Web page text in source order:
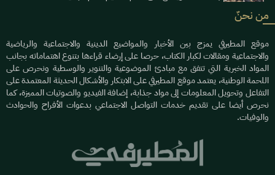
من نحنٌ
موقع المطيرفي يمزج بين الأخبار والمواضيع الدينية والاجتماعية والرياضية
والاجتماعية ومقالات لكبار الكتاب، حرصا على إرضاء قراءها بتنوع اهتماماته بجانب
المواد الخبرية التي تتفق مع مبادئ الموضوعية والتنوير والوسطية ونحرص على
اللحمة الوطنية، يعتمد موقع المطيرفي على الابتكار والأشكال الحديثة المعتمدة على
التفاعل وتحويل المعلومات إلى مواد جذابة، إضافة الفيديو والصوتيات المميزة، كما
نحرص أيضا على تقديم خدمات التواصل الاجتماعي بدعوات الأفراح والحوادث
والوفيات.